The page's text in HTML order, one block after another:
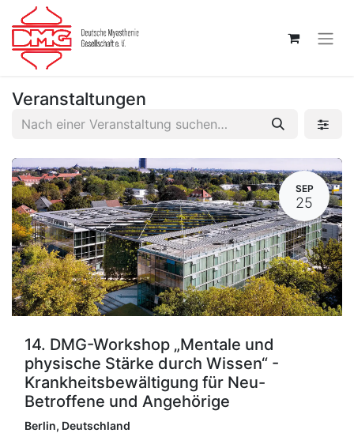
Veranstaltungen
SEP
25
14. DMG-Workshop „Mentale und
physische Stärke durch Wissen“ -
Krankheitsbewältigung für Neu-
Betroffene und Angehörige
Berlin, Deutschland